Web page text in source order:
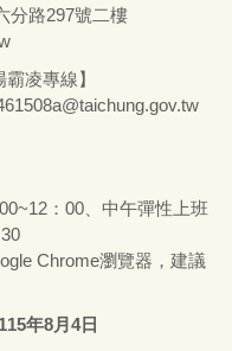
分路297號二樓
凌專線】
：00、中午彈性上班
Chrome瀏覽器，建議
115年8月4日